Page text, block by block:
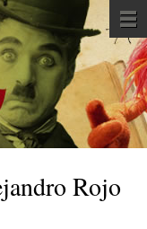
Rojo